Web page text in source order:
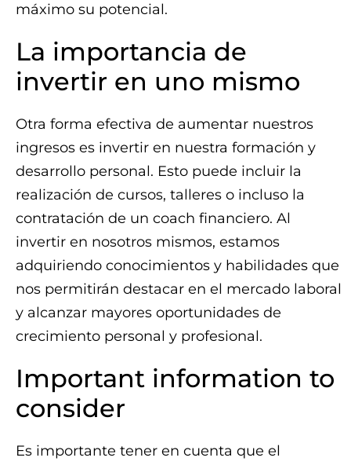
máximo su potencial.
La importancia de
invertir en uno mismo
Otra forma efectiva de aumentar nuestros
ingresos es invertir en nuestra formación y
desarrollo personal. Esto puede incluir la
realización de cursos, talleres o incluso la
contratación de un coach financiero. Al
invertir en nosotros mismos, estamos
adquiriendo conocimientos y habilidades que
nos permitirán destacar en el mercado laboral
y alcanzar mayores oportunidades de
crecimiento personal y profesional.
Important information to
consider
Es importante tener en cuenta que el